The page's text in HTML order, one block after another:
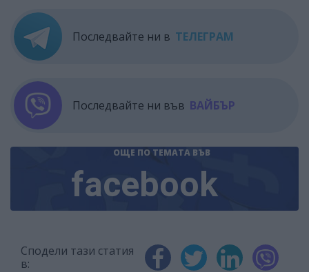
Последвайте ни в ТЕЛЕГРАМ
Последвайте ни във ВАЙБЪР
ОЩЕ ПО ТЕМАТА ВЪВ
facebook
Сподели тази статия
в: